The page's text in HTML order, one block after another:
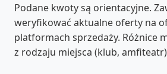
Podane kwoty są orientacyjne.
weryfikować aktualne oferty na
platformach sprzedaży. Różnice
z rodzaju miejsca (klub,